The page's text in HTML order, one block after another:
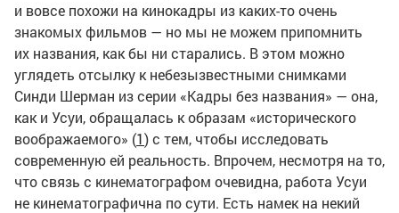
и вовсе похожи на кинокадры из каких-то очень
знакомых фильмов — но мы не можем припомнить
их названия, как бы ни старались. В этом можно
углядеть отсылку к небезызвестными снимками
Синди Шерман из серии «Кадры без названия» — она,
как и Усуи, обращалась к образам «исторического
воображаемого» (1) с тем, чтобы исследовать
современную ей реальность. Впрочем, несмотря на то,
что связь с кинематографом очевидна, работа Усуи
не кинематографична по сути. Есть намек на некий